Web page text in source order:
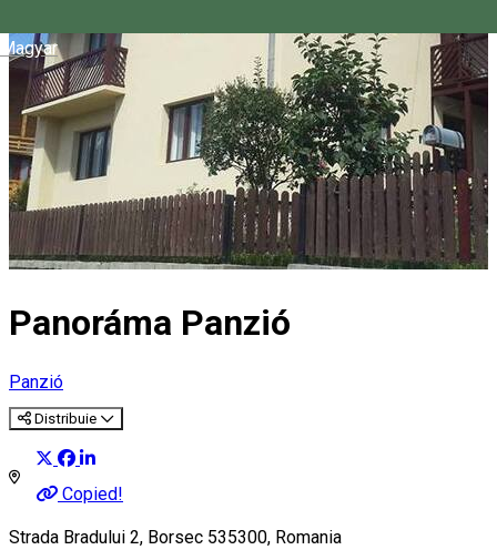
Magyar
Panoráma Panzió
Panzió
Distribuie
Copied!
Strada Bradului 2, Borsec 535300, Romania